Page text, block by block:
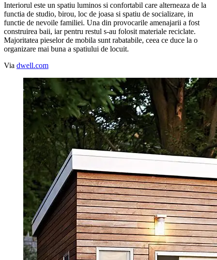
Interiorul este un spatiu luminos si confortabil care alterneaza de la
functia de studio, birou, loc de joasa si spatiu de socializare, in
functie de nevoile familiei. Una din provocarile amenajarii a fost
construirea baii, iar pentru restul s-au folosit materiale reciclate.
Majoritatea pieselor de mobila sunt rabatabile, ceea ce duce la o
organizare mai buna a spatiului de locuit.
Via dwell.com